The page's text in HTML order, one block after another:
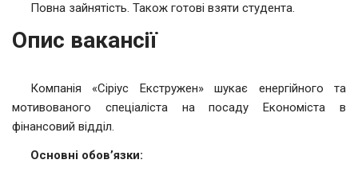
Повна зайнятість. Також готові взяти студента.
Опис вакансії
Компанія «Сіріус Екстружен» шукає енергійного та
мотивованого спеціаліста на посаду Економіста в
фінансовий відділ.
Основні обов’язки: